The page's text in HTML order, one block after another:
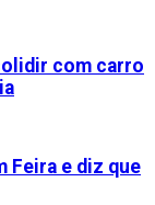
com carro
Feira e diz que